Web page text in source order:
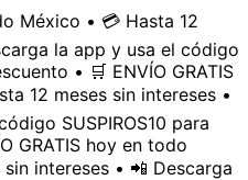
México • 💳 Hasta 12
la app y usa el código
• 🛒 ENVÍO GRATIS
12 meses sin intereses •
SUSPIROS10 para
GRATIS hoy en todo
intereses • 📲 Descarga